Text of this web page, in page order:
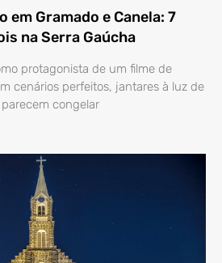
em Gramado e Canela: 7
na Serra Gaúcha
protagonista de um filme de
cenários perfeitos, jantares à luz de
congelar